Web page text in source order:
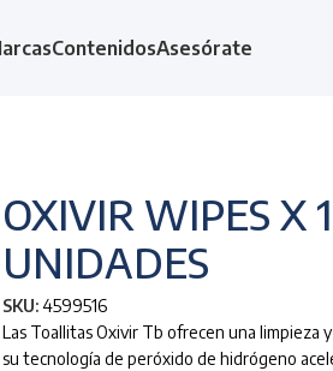
ContenidosAsesórate
OXIVIR WIPES X
UNIDADES
SKU:4599516
Las Toallitas Oxivir Tb ofrecen una limpieza
su tecnología de peróxido de hidrógeno